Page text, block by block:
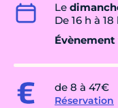
Le
De 16 h à 18
de 8 à 47€
Réservation